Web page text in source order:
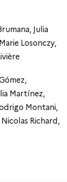
Julia
Losonczy,
Martínez,
Montani,
Richard,